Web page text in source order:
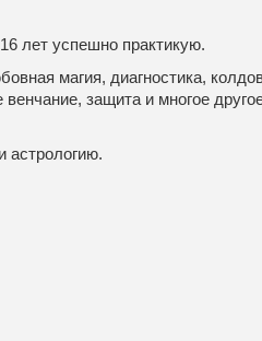
лет успешно практикую.
магия, диагностика,
защита и многое
астрологию.